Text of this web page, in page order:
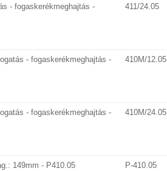
- fogaskerékmeghajtás -
411/24.05
- fogaskerékmeghajtás -
410M/12.05
- fogaskerékmeghajtás -
410M/24.05
149mm - P410.05 P-410.05